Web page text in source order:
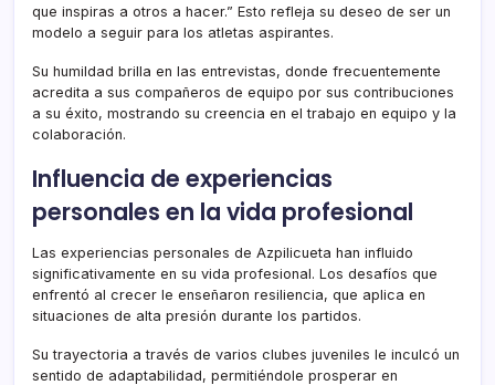
que inspiras a otros a hacer.” Esto refleja su deseo de ser un
modelo a seguir para los atletas aspirantes.
Su humildad brilla en las entrevistas, donde frecuentemente
acredita a sus compañeros de equipo por sus contribuciones
a su éxito, mostrando su creencia en el trabajo en equipo y la
colaboración.
Influencia de experiencias
personales en la vida profesional
Las experiencias personales de Azpilicueta han influido
significativamente en su vida profesional. Los desafíos que
enfrentó al crecer le enseñaron resiliencia, que aplica en
situaciones de alta presión durante los partidos.
Su trayectoria a través de varios clubes juveniles le inculcó un
sentido de adaptabilidad, permitiéndole prosperar en